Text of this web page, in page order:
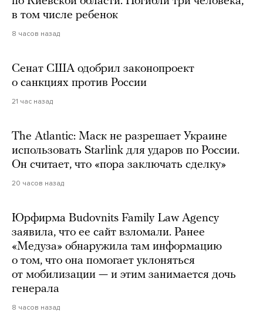
в том числе ребенок
8 часов назад
Сенат США одобрил законопроект
о санкциях против России
21 час назад
The Atlantic: Маск не разрешает Украине
использовать Starlink для ударов по России.
Он считает, что «пора заключать сделку»
20 часов назад
Юрфирма Budovnits Family Law Agency
заявила, что ее сайт взломали. Ранее
«Медуза» обнаружила там информацию
о том, что она помогает уклоняться
от мобилизации — и этим занимается дочь
генерала
8 часов назад